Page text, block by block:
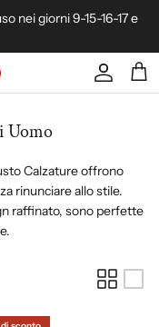
nei giorni 9-15-16-17 e
Account
Uomo
Calzature offrono
rinunciare allo stile.
raffinato, sono perfette